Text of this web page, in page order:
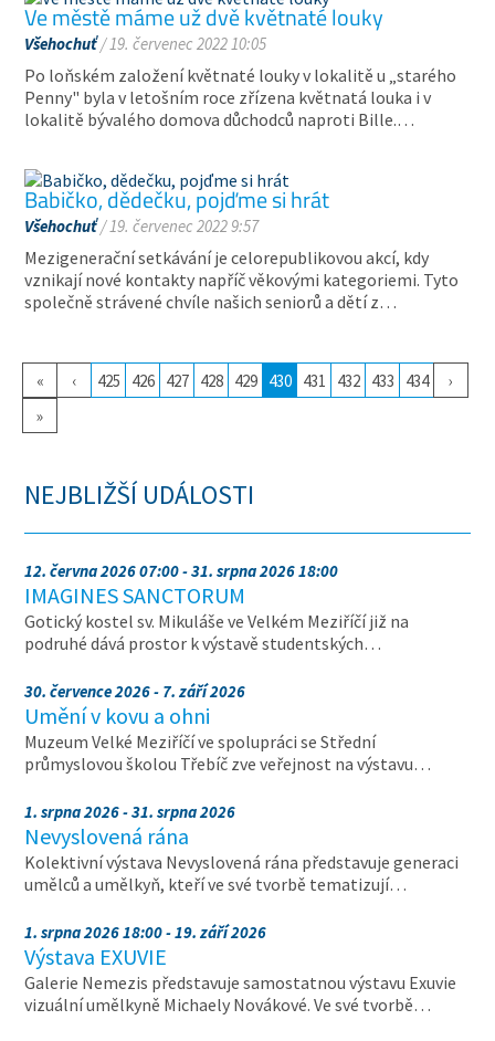
Ve městě máme už dvě květnaté louky
Všehochuť/ 19. červenec 2022 10:05
Po loňském založení květnaté louky v lokalitě u „starého
Penny" byla v letošním roce zřízena květnatá louka i v
lokalitě bývalého domova důchodců naproti Bille.…
Babičko, dědečku, pojďme si hrát
Všehochuť/ 19. červenec 2022 9:57
Mezigenerační setkávání je celorepublikovou akcí, kdy
vznikají nové kontakty napříč věkovými kategoriemi. Tyto
společně strávené chvíle našich seniorů a dětí z…
« ‹ 425 426 427 428 429 430 431 432 433 434
›
»
NEJBLIŽŠÍ UDÁLOSTI
12. června 2026 07:00 - 31. srpna 2026 18:00
IMAGINES SANCTORUM
Gotický kostel sv. Mikuláše ve Velkém Meziříčí již na
podruhé dává prostor k výstavě studentských…
30. července 2026 - 7. září 2026
Umění v kovu a ohni
Muzeum Velké Meziříčí ve spolupráci se Střední
průmyslovou školou Třebíč zve veřejnost na výstavu…
1. srpna 2026 - 31. srpna 2026
Nevyslovená rána
Kolektivní výstava Nevyslovená rána představuje generaci
umělců a umělkyň, kteří ve své tvorbě tematizují…
1. srpna 2026 18:00 - 19. září 2026
Výstava EXUVIE
Galerie Nemezis představuje samostatnou výstavu Exuvie
vizuální umělkyně Michaely Novákové. Ve své tvorbě…